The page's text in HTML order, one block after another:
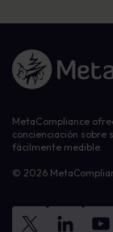
Enlace a la página de
MetaCompliance
concienciación sobre
fácilmente medible.
© 2026